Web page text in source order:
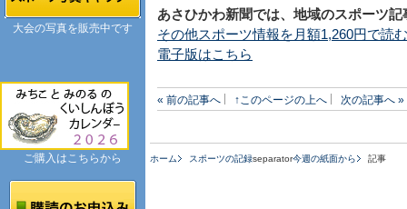
あさひかわ新聞では、地域のスポーツ
その他スポーツ情報を月額1,260円で読む
電子版はこちら
« 前の記事へ ↑このページの上へ 次の記事へ »
ホーム スポーツの記録separator今週の紙面から 記事
大会の写真を販売中です
ご購入はこちらから